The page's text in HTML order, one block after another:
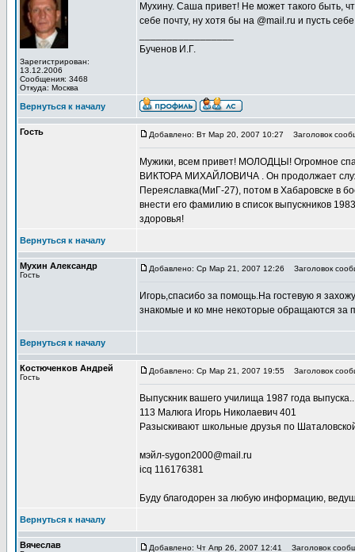
Зарегистрирован:
13.12.2006
Сообщения: 3468
Откуда: Москва
Мухину. Саша привет! Не может такого быть,
себе почту, ну хотя бы на @mail.ru и пусть
Бученов И.Г.
Вернуться к началу
Гость Добавлено: Вт Мар 20, 2007 10:27 Заголовок
Мужики, всем привет! МОЛОДЦЫ! Огромное
ВИКТОРА МИХАЙЛОВИЧА . Он продолжает
Переяславка(МиГ-27), потом в Хабаровске в
внести его фамилию в список выпускников
здоровья!
Вернуться к началу
Мухин Александр
Гость
Добавлено: Ср Мар 21, 2007 12:26 Заголовок
Игорь,спасибо за помощь.На гостевую я
знакомые и ко мне некоторые обращаются за
Вернуться к началу
Костюченков Андрей
Гость
Добавлено: Ср Мар 21, 2007 19:55 Заголовок
Выпускник вашего училища 1987 года выпуска..
113 Малюга Игорь Николаевич 401
Разыскивают школьные друзья по
мэйл-sygon2000@mail.ru
icq 116176381
Буду благодорен за любую информацию,
Вернуться к началу
Вячеслав Добавлено: Чт Апр 26, 2007 12:41 Заголовок